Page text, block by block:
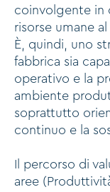
coinvolgente in
risorse umane
È, quindi, uno
fabbrica sia
operativo e la
ambiente
soprattutto
continuo e la
Il percorso di
aree